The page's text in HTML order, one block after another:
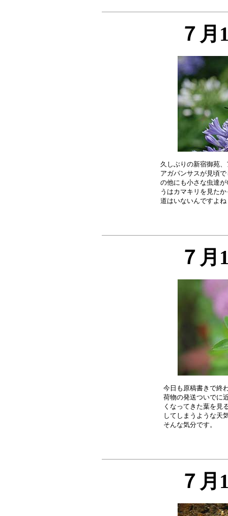
７月
久しぶりの新宿御苑
アガパンサスが見頃
の他にも小さな虫達
うはカマキリを見た
７月
今日も原稿書きで終
荷物の発送ついでに
くなってきた葉を見
してしまうような天
７月